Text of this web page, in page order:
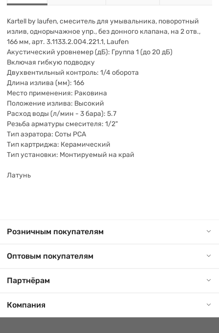
Kartell by laufen, смеситель для умывальника, поворотный
излив, однорычажное упр., без донного клапана, на 2 отв.,
166 мм, арт. 3.1133.2.004.221.1, Laufen
Акустический уровнемер (дБ): Группа 1 (до 20 дБ)
Включая гибкую подводку
Двухвентильный контроль: 1/4 оборота
Длина излива (мм): 166
Место применения: Раковина
Положение излива: Высокий
Расход воды (л/мин - 3 бара): 5.7
Резьба арматуры смесителя: 1/2"
Тип аэратора: Соты PCA
Тип картриджа: Керамический
Тип установки: Монтируемый на край
Латунь
Розничным покупателям
Оптовым покупателям
Партнёрам
Компания